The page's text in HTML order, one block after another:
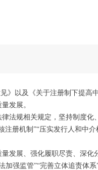
》以及《关于注册制下提高
发展。
法规相关规定，坚持制度化
册机制”“压实发行人和中介
发展、强化履职尽责、深化
强监管”“完善立体追责体系